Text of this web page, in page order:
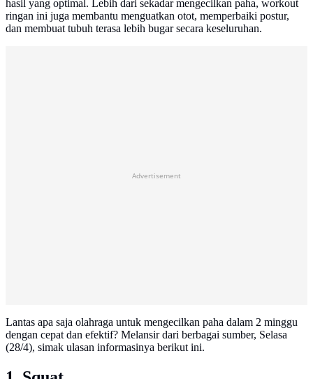
hasil yang optimal. Lebih dari sekadar mengecilkan paha, workout
ringan ini juga membantu menguatkan otot, memperbaiki postur,
dan membuat tubuh terasa lebih bugar secara keseluruhan.
Advertisement
Lantas apa saja olahraga untuk mengecilkan paha dalam 2 minggu
dengan cepat dan efektif? Melansir dari berbagai sumber, Selasa
(28/4), simak ulasan informasinya berikut ini.